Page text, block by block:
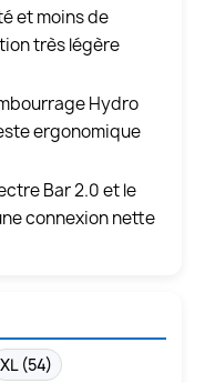
et moins de
très légère
Hydro
ergonomique
Bar 2.0 et le
connexion nette
XL (54)